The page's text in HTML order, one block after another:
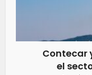
Contecar
el